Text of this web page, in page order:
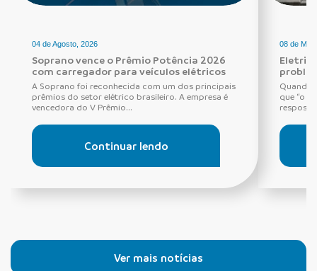
04 de Agosto, 2026
Soprano vence o Prêmio Potência 2026
com carregador para veículos elétricos
A Soprano foi reconhecida com um dos principais
prêmios do setor elétrico brasileiro. A empresa é
vencedora do V Prêmio...
Continuar lendo
08 de
Quando
que “o
resposta
Ver mais notícias